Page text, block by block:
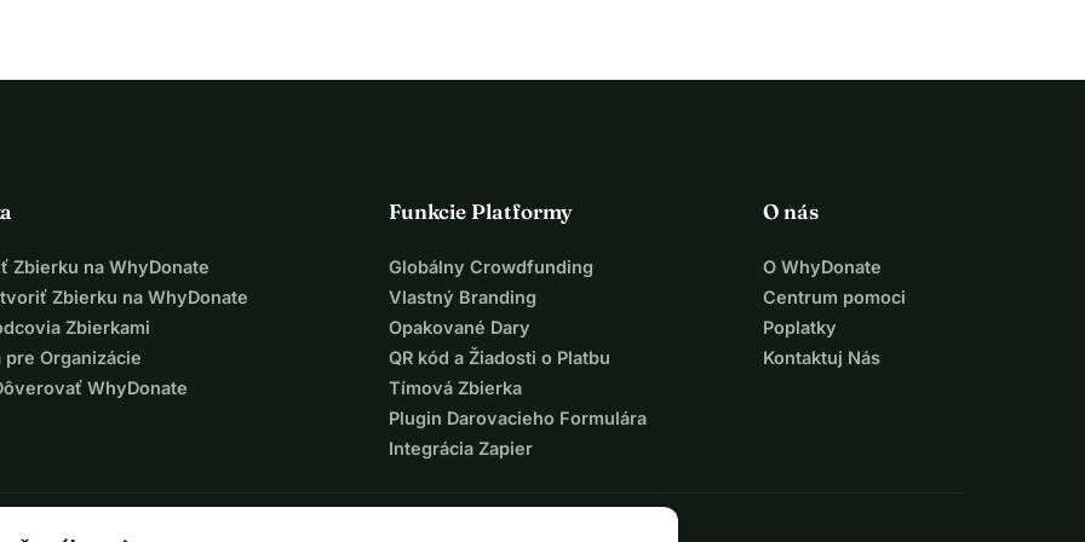
1 veľkého billboardu, ktorý sa
stojí približne 1 100 , a malé "darčeky"
bude nevyhnutná na posilnenie tejto
môžeme vybudovať spravodlivejšiu a
Zbierku na WhyDonate
Zbierku na WhyDonate
Zbierkami
pre Organizácie
WhyDonate
Funkcie Platformy
Globálny Crowdfunding
Vlastný Branding
Opakované Dary
QR kód a Žiadosti o Platbu
Tímová Zbierka
Plugin Darovacieho Formulára
Integrácia Zapier
O nás
O WhyDonate
Centrum pomoci
Poplatky
Kontaktuj Nás